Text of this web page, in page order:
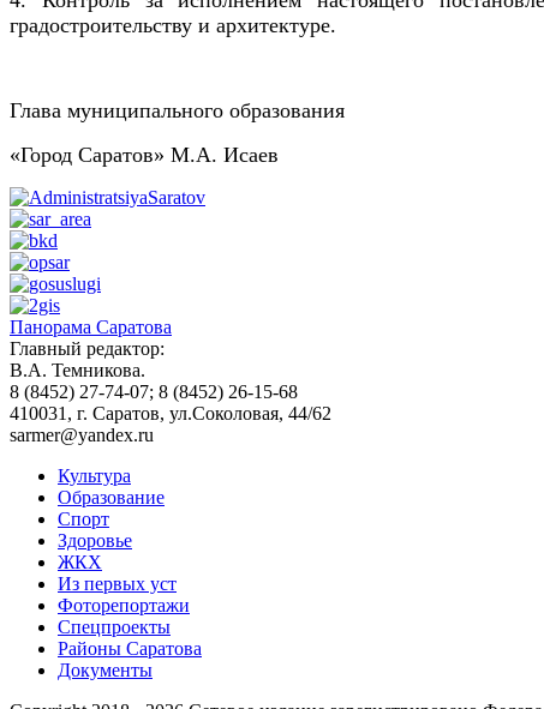
градостроительству и архитектуре.
Глава муниципального образования
«Город Саратов» М.А. Исаев
Панорама Саратова
Главный редактор:
В.А. Темникова.
8 (8452) 27-74-07; 8 (8452) 26-15-68
410031, г. Саратов, ул.Соколовая, 44/62
sarmer@yandex.ru
Культура
Образование
Спорт
Здоровье
ЖКХ
Из пеpвых уст
Фоторепортажи
Спецпроекты
Районы Саратова
Документы